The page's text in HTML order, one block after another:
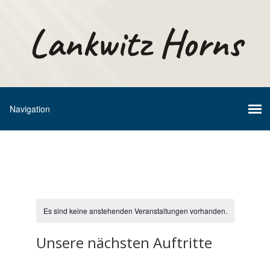
Lankwitz Horns
Es sind keine anstehenden Veranstaltungen vorhanden.
Unsere nächsten Auftritte